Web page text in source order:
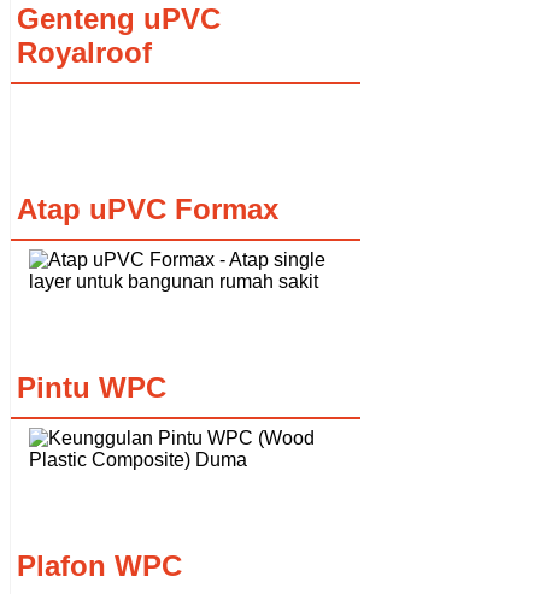
Genteng uPVC
Royalroof
Atap uPVC Formax
Pintu WPC
Plafon WPC